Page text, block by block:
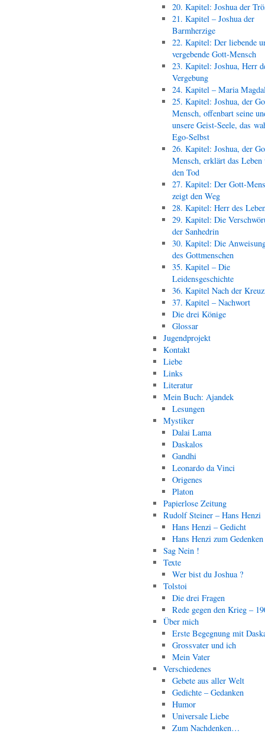
20. Kapitel: Joshua der
21. Kapitel – Joshua der
Barmherzige
22. Kapitel: Der liebende
vergebende Gott-Mensch
23. Kapitel: Joshua, Herr
Vergebung
24. Kapitel – Maria
25. Kapitel: Joshua, der
Mensch, offenbart seine
unsere Geist-Seele, das
Ego-Selbst
26. Kapitel: Joshua, der
Mensch, erklärt das Leben
den Tod
27. Kapitel: Der Gott-
zeigt den Weg
28. Kapitel: Herr des
29. Kapitel: Die
der Sanhedrin
30. Kapitel: Die
des Gottmenschen
35. Kapitel – Die
Leidensgeschichte
36. Kapitel Nach der
37. Kapitel – Nachwort
Die drei Könige
Glossar
Jugendprojekt
Kontakt
Liebe
Links
Literatur
Mein Buch: Ajandek
Lesungen
Mystiker
Dalai Lama
Daskalos
Gandhi
Leonardo da Vinci
Origenes
Platon
Papierlose Zeitung
Rudolf Steiner – Hans Henzi
Hans Henzi – Gedicht
Hans Henzi zum Gedenken
Sag Nein !
Texte
Wer bist du Joshua ?
Tolstoi
Die drei Fragen
Rede gegen den Krieg –
Über mich
Erste Begegnung mit
Grossvater und ich
Mein Vater
Verschiedenes
Gebete aus aller Welt
Gedichte – Gedanken
Humor
Universale Liebe
Zum Nachdenken…